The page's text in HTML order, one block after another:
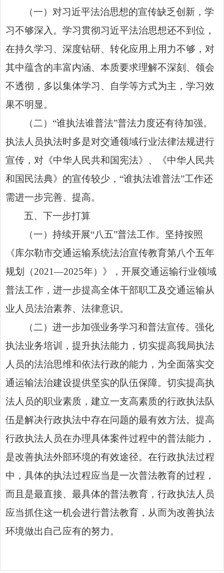
（一）对习近平法治思想的宣传缺乏创新，学
习不够深入。学习贯彻习近平法治思想还不到位，
在持久学习、深度钻研、转化应用上用力不够，对
其中蕴含的丰富内涵、本质要求理解不深刻、领会
不透彻，多以集体学习、自学等方式为主，学习效
果不明显。
（二）“谁执法谁普法”普法力度还有待加强。
执法人员执法时多是对交通领域行业法律法规进行
宣传，对《中华人民共和国宪法》、《中华人民共
和国民法典》的宣传较少，“谁执法谁普法”工作还
需进一步完善、提高。
五、下一步打算
（一）持续开展“八五”普法工作。坚持按照
《库尔勒市交通运输系统法治宣传教育第八个五年
规划（2021—2025年）》，开展交通运输行业领域
普法工作，进一步提高全体干部职工及交通运输从
业人员法治素养、法律意识。
（二）进一步加强业务学习和普法宣传。强化
执法业务培训，提升执法能力，切实提高我局执法
人员的法治思维和依法行政的能力，为全面落实交
通运输法治建设提供坚实的队伍保障。切实提高执
法人员的职业素质，建立一支高素质的行政执法队
伍是解决行政执法中存在问题的最有效方法。提高
行政执法人员在办理具体案件过程中的普法能力，
是改善执法外部环境的有效途径。在行政执法过程
中，具体的执法过程应当是一次普法教育的过程，
而且是最直接、最具体的普法教育，行政执法人员
应当抓住这一机会进行普法教育，从而为改善执法
环境做出自己应有的努力。